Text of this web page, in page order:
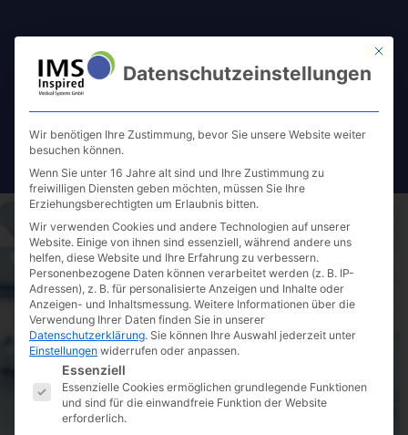
Kontakt
Mo. bis Do.
Fr.
von 09:00 Uhr bis 17:00 Uhr
von 09:00 Uhr bis 15:00 Uhr
Mit
Datenschutzeinstellungen
Wir benötigen Ihre Zustimmung, bevor Sie unsere Website weiter
besuchen können.
Wenn Sie unter 16 Jahre alt sind und Ihre Zustimmung zu
freiwilligen Diensten geben möchten, müssen Sie Ihre
Erziehungsberechtigten um Erlaubnis bitten.
Wir verwenden Cookies und andere Technologien auf unserer
Website. Einige von ihnen sind essenziell, während andere uns
helfen, diese Website und Ihre Erfahrung zu verbessern.
Personenbezogene Daten können verarbeitet werden (z. B. IP-
Adressen), z. B. für personalisierte Anzeigen und Inhalte oder
Anzeigen- und Inhaltsmessung. Weitere Informationen über die
Verwendung Ihrer Daten finden Sie in unserer
Datenschutzerklärung. Sie können Ihre Auswahl jederzeit unter
Einstellungen widerrufen oder anpassen.
Es folgt eine Liste der Service-Gruppen, für die eine
Essenziell
Essenzielle Cookies ermöglichen grundlegende Funktionen
und sind für die einwandfreie Funktion der Website
erforderlich.